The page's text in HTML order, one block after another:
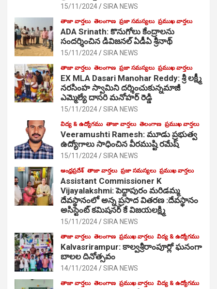
15/11/2024 SIRA NEWS
తాజా వార్తలు తెలంగాణ ప్రజా సమస్యలు ప్రముఖ వార్తలు
ADA Srinath: కొనుగోలు కేంద్రాల‌ను
సంద‌ర్శించిన డివిజనల్ ఏడీఏ శ్రీనాథ్
15/11/2024 SIRA NEWS
తాజా వార్తలు తెలంగాణ ప్రజా సమస్యలు ప్రముఖ వార్తలు
EX MLA Dasari Manohar Reddy: శ్రీ లక్ష్మీ
నరసింహ స్వామిని దర్శించుకున్నమాజీ
ఎమ్మెల్యే దాసరి మనోహర్ రెడ్డి
15/11/2024 SIRA NEWS
విద్య & ఉద్యోగము తాజా వార్తలు తెలంగాణ ప్రముఖ వార్తలు
Veeramushti Ramesh: మూడు ప్రభుత్వ
ఉద్యోగాలు సాధించిన వీరముష్టి రమేష్
15/11/2024 SIRA NEWS
ఆంధ్రప్రదేశ్ తాజా వార్తలు ప్రజా సమస్యలు ప్రముఖ వార్తలు
Assistant Commissioner K
Vijayalakshmi: పెద్దాపురం మరిడమ్మ
దేవస్థానంలో అన్న ప్రసాద వితరణ :దేవస్థానం
అసిస్టెంట్ కమిషనర్ కే విజయలక్ష్మి
15/11/2024 SIRA NEWS
తాజా వార్తలు తెలంగాణ ప్రముఖ వార్తలు విద్య & ఉద్యోగము
Kalvasrirampur: కాల్వశ్రీరాంపూర్లో ఘనంగా
బాలల దినోత్సవం
14/11/2024 SIRA NEWS
తాజా వార్తలు తెలంగాణ ప్రముఖ వార్తలు విద్య & ఉద్యోగము